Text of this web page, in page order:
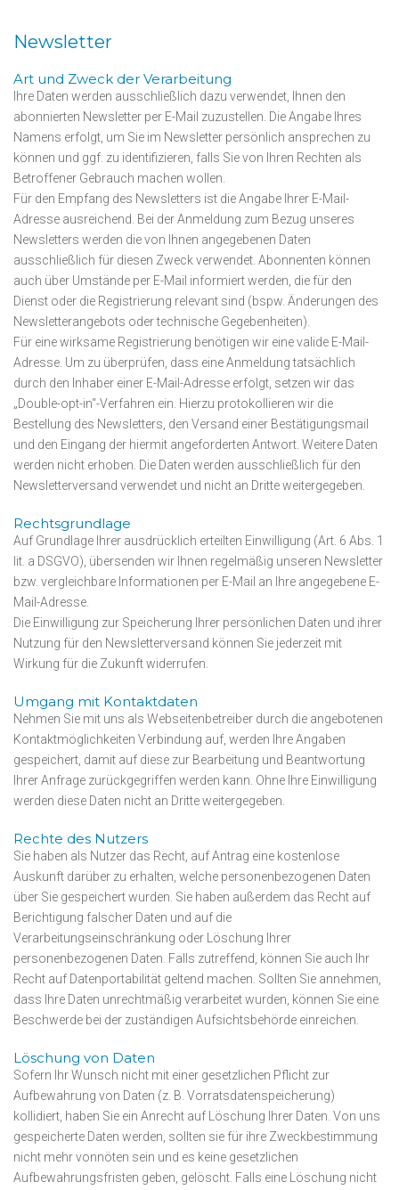
Newsletter
Art und Zweck der Verarbeitung
Ihre Daten werden ausschließlich dazu verwendet, Ihnen den
abonnierten Newsletter per E-Mail zuzustellen. Die Angabe Ihres
Namens erfolgt, um Sie im Newsletter persönlich ansprechen zu
können und ggf. zu identifizieren, falls Sie von Ihren Rechten als
Betroffener Gebrauch machen wollen.
Für den Empfang des Newsletters ist die Angabe Ihrer E-Mail-
Adresse ausreichend. Bei der Anmeldung zum Bezug unseres
Newsletters werden die von Ihnen angegebenen Daten
ausschließlich für diesen Zweck verwendet. Abonnenten können
auch über Umstände per E-Mail informiert werden, die für den
Dienst oder die Registrierung relevant sind (bspw. Änderungen des
Newsletterangebots oder technische Gegebenheiten).
Für eine wirksame Registrierung benötigen wir eine valide E-Mail-
Adresse. Um zu überprüfen, dass eine Anmeldung tatsächlich
durch den Inhaber einer E-Mail-Adresse erfolgt, setzen wir das
„Double-opt-in“-Verfahren ein. Hierzu protokollieren wir die
Bestellung des Newsletters, den Versand einer Bestätigungsmail
und den Eingang der hiermit angeforderten Antwort. Weitere Daten
werden nicht erhoben. Die Daten werden ausschließlich für den
Newsletterversand verwendet und nicht an Dritte weitergegeben.
Rechtsgrundlage
Auf Grundlage Ihrer ausdrücklich erteilten Einwilligung (Art. 6 Abs. 1
lit. a DSGVO), übersenden wir Ihnen regelmäßig unseren Newsletter
bzw. vergleichbare Informationen per E-Mail an Ihre angegebene E-
Mail-Adresse.
Die Einwilligung zur Speicherung Ihrer persönlichen Daten und ihrer
Nutzung für den Newsletterversand können Sie jederzeit mit
Wirkung für die Zukunft widerrufen.
Umgang mit Kontaktdaten
Nehmen Sie mit uns als Webseitenbetreiber durch die angebotenen
Kontaktmöglichkeiten Verbindung auf, werden Ihre Angaben
gespeichert, damit auf diese zur Bearbeitung und Beantwortung
Ihrer Anfrage zurückgegriffen werden kann. Ohne Ihre Einwilligung
werden diese Daten nicht an Dritte weitergegeben.
Rechte des Nutzers
Sie haben als Nutzer das Recht, auf Antrag eine kostenlose
Auskunft darüber zu erhalten, welche personenbezogenen Daten
über Sie gespeichert wurden. Sie haben außerdem das Recht auf
Berichtigung falscher Daten und auf die
Verarbeitungseinschränkung oder Löschung Ihrer
personenbezogenen Daten. Falls zutreffend, können Sie auch Ihr
Recht auf Datenportabilität geltend machen. Sollten Sie annehmen,
dass Ihre Daten unrechtmäßig verarbeitet wurden, können Sie eine
Beschwerde bei der zuständigen Aufsichtsbehörde einreichen.
Löschung von Daten
Sofern Ihr Wunsch nicht mit einer gesetzlichen Pflicht zur
Aufbewahrung von Daten (z. B. Vorratsdatenspeicherung)
kollidiert, haben Sie ein Anrecht auf Löschung Ihrer Daten. Von uns
gespeicherte Daten werden, sollten sie für ihre Zweckbestimmung
nicht mehr vonnöten sein und es keine gesetzlichen
Aufbewahrungsfristen geben, gelöscht. Falls eine Löschung nicht